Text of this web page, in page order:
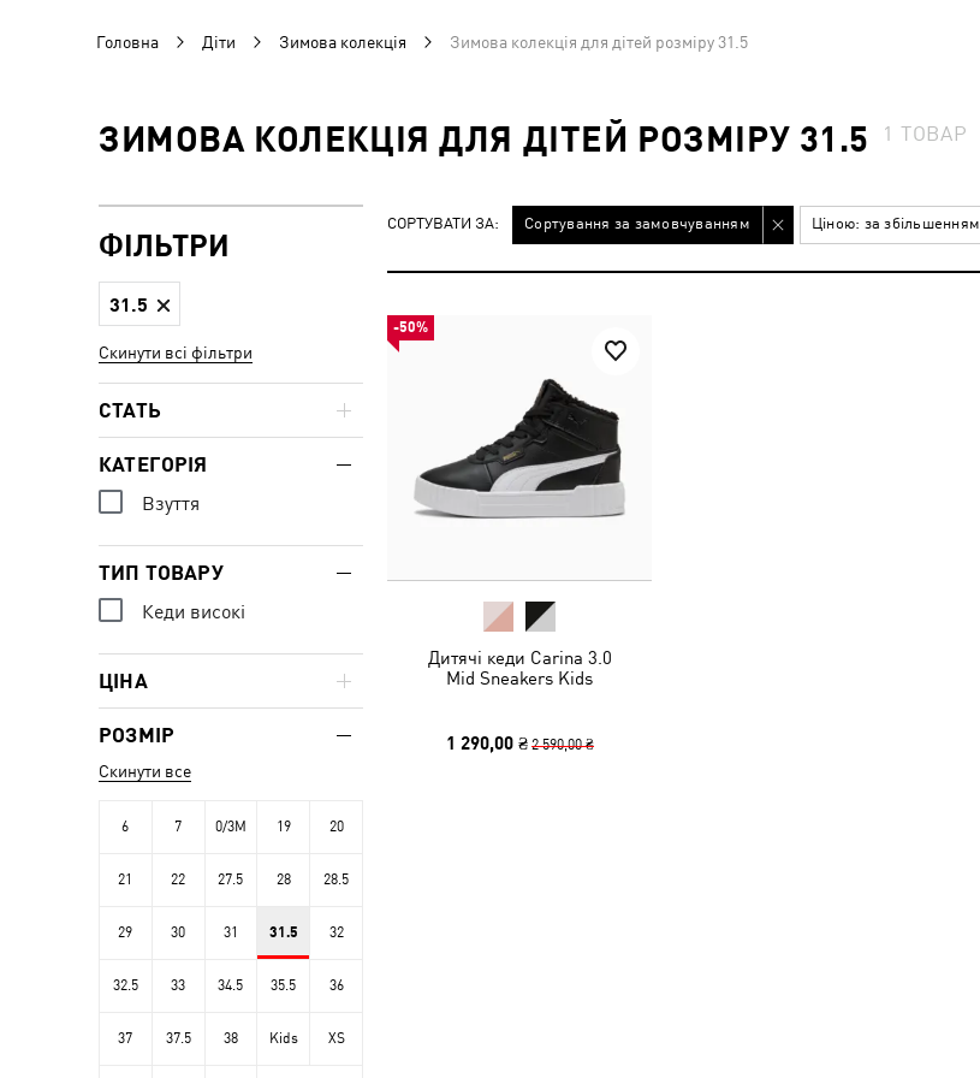
Головна Діти Зимова колекція Зимова колекція для дітей розміру 31.5
ЗИМОВА КОЛЕКЦІЯ ДЛЯ ДІТЕЙ РОЗМІРУ 31.5 1 ТОВАР
СОРТУВАТИ ЗА: Сортування за замовчуванням Ціною: за збільшенням
-50%
Дитячі кеди Carina 3.0
Mid Sneakers Kids
1 290,00 ₴ 2 590,00 ₴
ФІЛЬТРИ
31.5
Скинути всі фільтри
СТАТЬ
КАТЕГОРІЯ
Взуття
ТИП ТОВАРУ
Кеди високі
ЦІНА
РОЗМІР
Скинути все
6 7 0/3M 19 20
21 22 27.5 28 28.5
29 30 31 31.5 32
32.5 33 34.5 35.5 36
37 37.5 38 Kids XS